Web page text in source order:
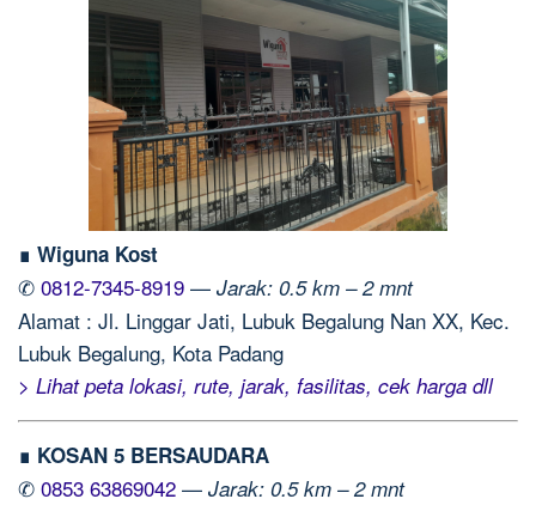
∎ Wiguna Kost
✆ 0812-7345-8919 — Jarak: 0.5 km – 2 mnt
Alamat : Jl. Linggar Jati, Lubuk Begalung Nan XX, Kec.
Lubuk Begalung, Kota Padang
> Lihat peta lokasi, rute, jarak, fasilitas, cek harga dll
∎ KOSAN 5 BERSAUDARA
✆ 0853 63869042 — Jarak: 0.5 km – 2 mnt